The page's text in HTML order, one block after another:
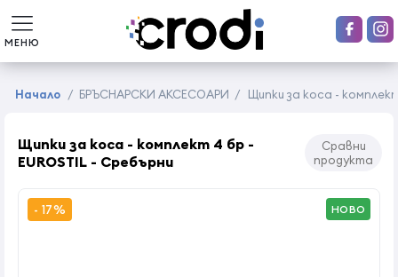
МЕНЮ
Начало / БРЪСНАРСКИ АКСЕСОАРИ / Щипки за коса -
Щипки за коса - комплект 4 бр -
EUROSTIL - Сребърни
Сравни
продукта
- 17% НОВО